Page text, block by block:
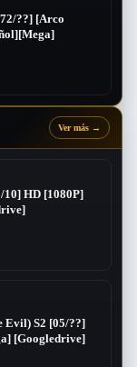
??] [Arco
Ver más →
HD [1080P]
Evil) S2 [05/??]
[Googledrive]